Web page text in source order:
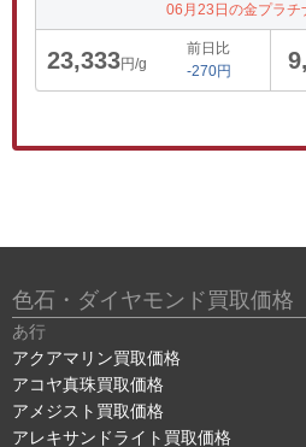
06月23日の金プラチ
23,333円/g
前日比
-270円
色石・ダイヤモンド買取価格
あ行
アクアマリン買取価格
アコヤ真珠買取価格
アメジスト買取価格
アレキサンドライト買取価格